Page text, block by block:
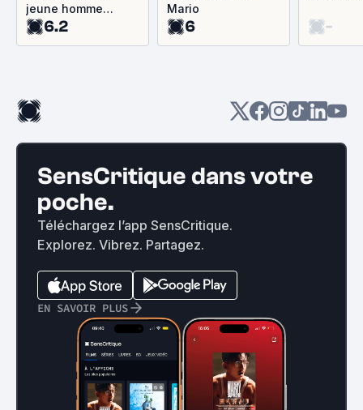
jeune homme
pauvre
6.2
Mario
6 -
SensCritique dans votre
poche.
Téléchargez l’app SensCritique.
Explorez. Vibrez. Partagez.
EN SAVOIR PLUS